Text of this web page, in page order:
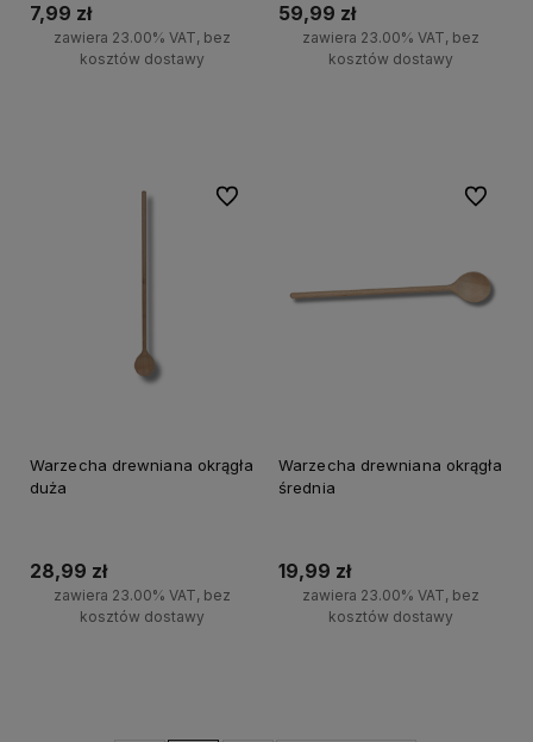
7,99 zł
zawiera 23.00% VAT, bez
kosztów dostawy
59,99 zł
zawiera 23.00% VAT, bez
kosztów dostawy
Warzecha drewniana okrągła
duża
28,99 zł
zawiera 23.00% VAT, bez
kosztów dostawy
Do ulubionych
Warzecha drewniana okrągła
średnia
19,99 zł
zawiera 23.00% VAT, bez
kosztów dostawy
Do